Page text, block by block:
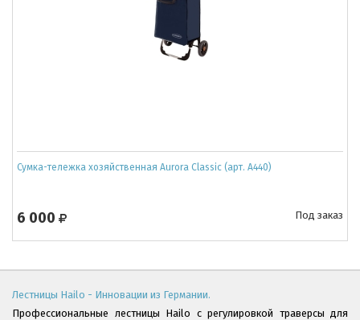
Сумка-тележка хозяйственная Aurora Classic (арт. A440)
6 000 Под заказ
Лестницы Hailo - Инновации из Германии.
Профессиональные лестницы Hailo с регулировкой траверсы для